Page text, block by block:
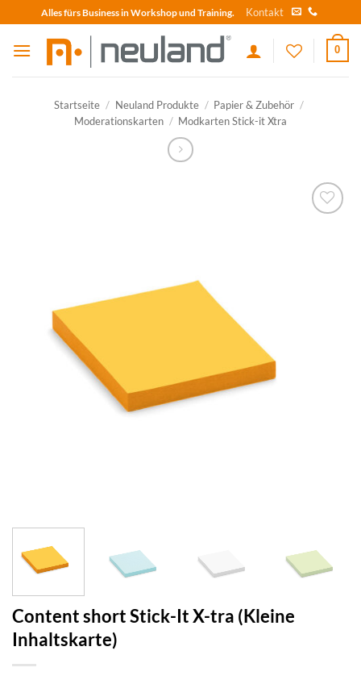
to
content
Alles fürs Business in Workshop und Training. Kontakt
0
Startseite / Neuland Produkte / Papier & Zubehör /
Moderationskarten / Modkarten Stick-it Xtra
Content short Stick-It X-tra (Kleine
Inhaltskarte)